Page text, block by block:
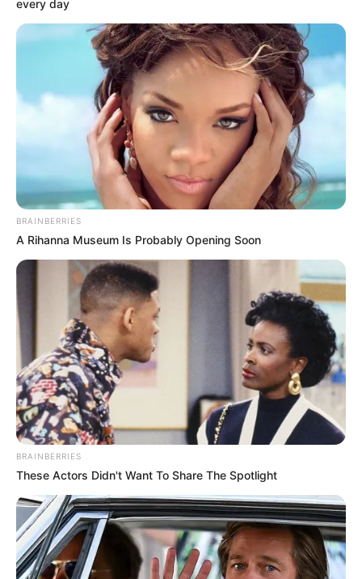
every day
BRAINBERRIES
A Rihanna Museum Is Probably Opening Soon
BRAINBERRIES
These Actors Didn't Want To Share The Spotlight